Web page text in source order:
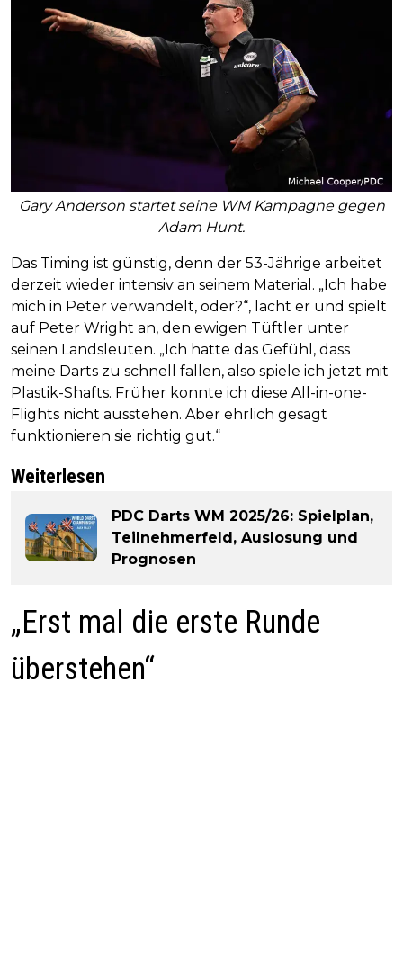
Gary Anderson startet seine WM Kampagne gegen
Adam Hunt.
Das Timing ist günstig, denn der 53-Jährige arbeitet
derzeit wieder intensiv an seinem Material. „Ich habe
mich in Peter verwandelt, oder?“, lacht er und spielt
auf Peter Wright an, den ewigen Tüftler unter
seinen Landsleuten. „Ich hatte das Gefühl, dass
meine Darts zu schnell fallen, also spiele ich jetzt mit
Plastik-Shafts. Früher konnte ich diese All-in-one-
Flights nicht ausstehen. Aber ehrlich gesagt
funktionieren sie richtig gut.“
Weiterlesen
PDC Darts WM 2025/26: Spielplan,
Teilnehmerfeld, Auslosung und
Prognosen
„Erst mal die erste Runde
überstehen“